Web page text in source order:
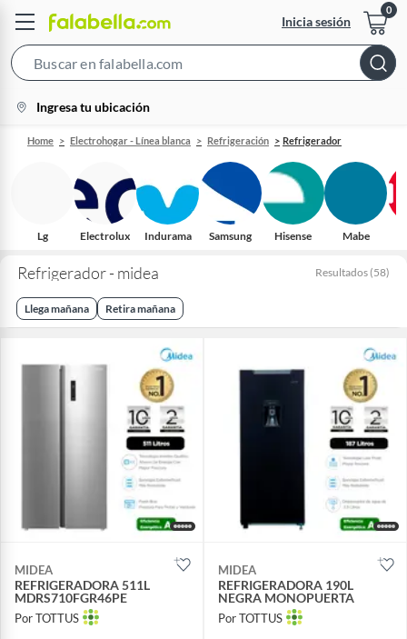
Inicia sesión
Bar
location-
icon
Ingresa tu ubicación
Home Electrohogar - Línea blanca Refrigeración Refrigerador
Lg Electrolux Indurama Samsung Hisense Mabe
Refrigerador - midea Resultados (58)
Llega mañana Retira mañana
MIDEA
REFRIGERADORA 511L
MDRS710FGR46PE
Por TOTTUS
MIDEA
REFRIGERADORA 190L
NEGRA MONOPUERTA
Por TOTTUS